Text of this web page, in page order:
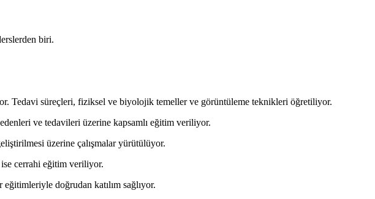
biri.
Tedavi süreçleri, fiziksel ve biyolojik temeller ve görüntüleme teknikleri öğretiliyor.
ve tedavileri üzerine kapsamlı eğitim veriliyor.
üzerine çalışmalar yürütülüyor.
cerrahi eğitim veriliyor.
doğrudan katılım sağlıyor.